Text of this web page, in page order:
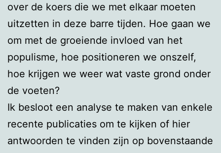
over de koers die we met elkaar moeten
uitzetten in deze barre tijden. Hoe gaan we
om met de groeiende invloed van het
populisme, hoe positioneren we onszelf,
hoe krijgen we weer wat vaste grond onder
de voeten?
Ik besloot een analyse te maken van enkele
recente publicaties om te kijken of hier
antwoorden te vinden zijn op bovenstaande